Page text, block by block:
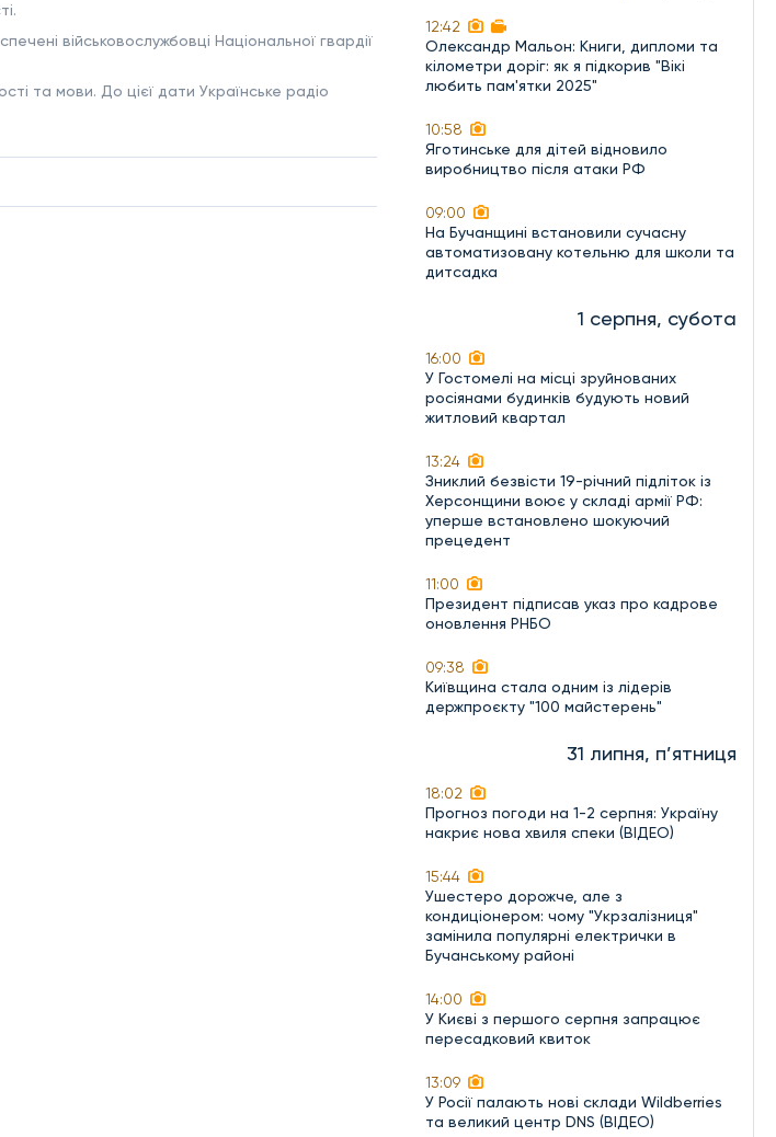
військовослужбовці Національної гвардії
та мови. До цієї дати Українське радіо
12:42
Олександр Мальон: Книги, дипломи та
кілометри доріг: як я підкорив "Вікі
любить пам'ятки 2025"
10:58
Яготинське для дітей відновило
виробництво після атаки РФ
09:00
На Бучанщині встановили сучасну
автоматизовану котельню для школи та
дитсадка
1 серпня, субота
16:00
У Гостомелі на місці зруйнованих
росіянами будинків будують новий
житловий квартал
13:24
Зниклий безвісти 19-річний підліток із
Херсонщини воює у складі армії РФ:
уперше встановлено шокуючий
прецедент
11:00
Президент підписав указ про кадрове
оновлення РНБО
09:38
Київщина стала одним із лідерів
держпроєкту "100 майстерень"
31 липня, п’ятниця
18:02
Прогноз погоди на 1-2 серпня: Україну
накриє нова хвиля спеки (ВІДЕО)
15:44
Ушестеро дорожче, але з
кондиціонером: чому "Укрзалізниця"
замінила популярні електрички в
Бучанському районі
14:00
У Києві з першого серпня запрацює
пересадковий квиток
13:09
У Росії палають нові склади Wildberries
та великий центр DNS (ВІДЕО)